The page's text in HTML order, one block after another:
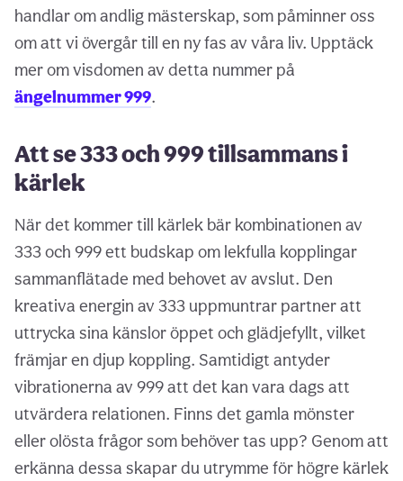
handlar om andlig mästerskap, som påminner oss
om att vi övergår till en ny fas av våra liv. Upptäck
mer om visdomen av detta nummer på
ängelnummer 999.
Att se 333 och 999 tillsammans i
kärlek
När det kommer till kärlek bär kombinationen av
333 och 999 ett budskap om lekfulla kopplingar
sammanflätade med behovet av avslut. Den
kreativa energin av 333 uppmuntrar partner att
uttrycka sina känslor öppet och glädjefyllt, vilket
främjar en djup koppling. Samtidigt antyder
vibrationerna av 999 att det kan vara dags att
utvärdera relationen. Finns det gamla mönster
eller olösta frågor som behöver tas upp? Genom att
erkänna dessa skapar du utrymme för högre kärlek